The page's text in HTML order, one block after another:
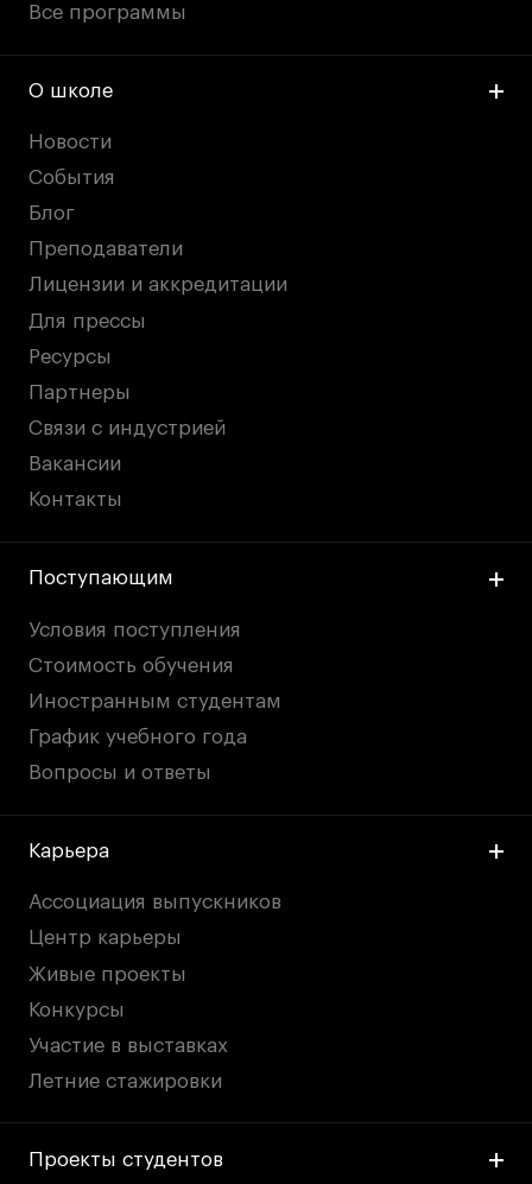
Все программы
О школе
Новости
События
Блог
Преподаватели
Лицензии и аккредитации
Для прессы
Ресурсы
Партнеры
Связи с индустрией
Вакансии
Контакты
Поступающим
Условия поступления
Стоимость обучения
Иностранным студентам
График учебного года
Вопросы и ответы
Карьера
Ассоциация выпускников
Центр карьеры
Живые проекты
Конкурсы
Участие в выставках
Летние стажировки
Проекты студентов